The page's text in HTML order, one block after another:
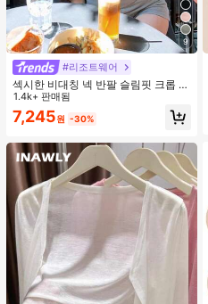
9
#리조트웨어
섹시한 비대칭 넥 반팔 슬림핏 크롭 탑
화이트 여름
1.4k+ 판매됨
7,245원 -30%